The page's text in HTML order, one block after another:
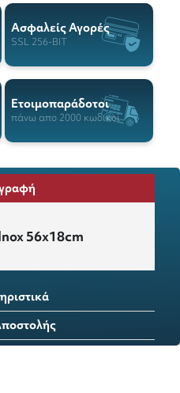
Ασφαλείς Αγορές
SSL 256-BIT
Ετοιμοπαράδοτοι
πάνω απο 2000 κωδικοί
56x18cm